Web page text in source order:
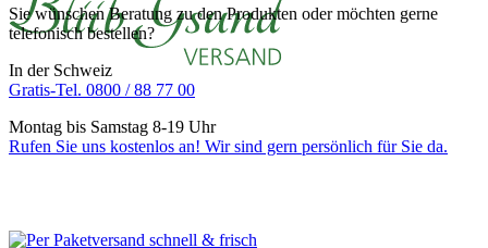
Sie wünschen Beratung zu den Produkten oder möchten gerne
telefonisch bestellen?
In der Schweiz
Gratis-Tel. 0800 / 88 77 00
Montag bis Samstag 8-19 Uhr
Rufen Sie uns kostenlos an! Wir sind gern persönlich für Sie da.